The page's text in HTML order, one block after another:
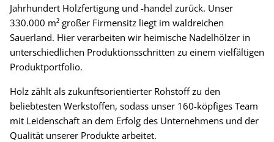
Jahrhundert Holzfertigung und -handel zurück. Unser
330.000 m² großer Firmensitz liegt im waldreichen
Sauerland. Hier verarbeiten wir heimische Nadelhölzer in
unterschiedlichen Produktionsschritten zu einem vielfältigen
Produktportfolio.
Holz zählt als zukunftsorientierter Rohstoff zu den
beliebtesten Werkstoffen, sodass unser 160-köpfiges Team
mit Leidenschaft an dem Erfolg des Unternehmens und der
Qualität unserer Produkte arbeitet.